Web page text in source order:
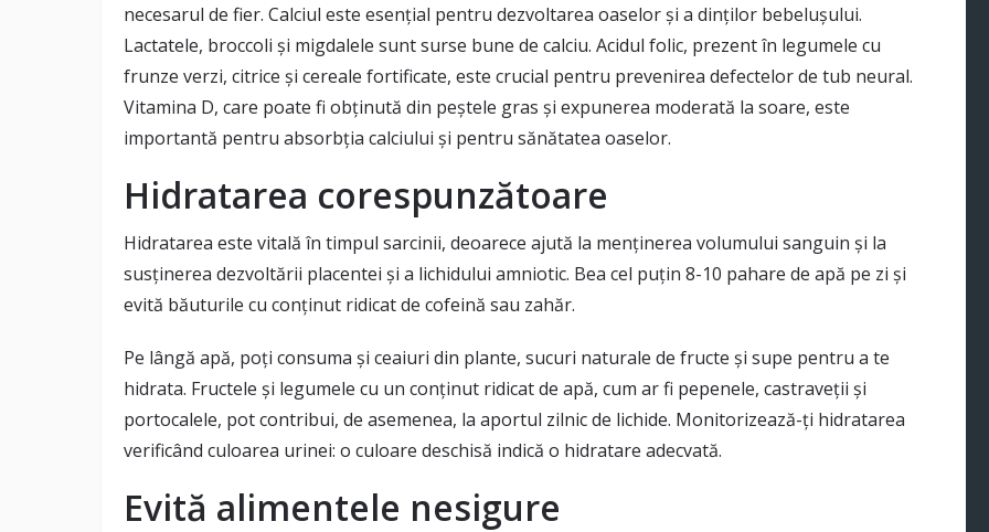
necesarul de fier. Calciul este esențial pentru dezvoltarea oaselor și a dinților bebelușului.
Lactatele, broccoli și migdalele sunt surse bune de calciu. Acidul folic, prezent în legumele cu
frunze verzi, citrice și cereale fortificate, este crucial pentru prevenirea defectelor de tub neural.
Vitamina D, care poate fi obținută din peștele gras și expunerea moderată la soare, este
importantă pentru absorbția calciului și pentru sănătatea oaselor.
Hidratarea corespunzătoare
Hidratarea este vitală în timpul sarcinii, deoarece ajută la menținerea volumului sanguin și la
susținerea dezvoltării placentei și a lichidului amniotic. Bea cel puțin 8-10 pahare de apă pe zi și
evită băuturile cu conținut ridicat de cofeină sau zahăr.
Pe lângă apă, poți consuma și ceaiuri din plante, sucuri naturale de fructe și supe pentru a te
hidrata. Fructele și legumele cu un conținut ridicat de apă, cum ar fi pepenele, castraveții și
portocalele, pot contribui, de asemenea, la aportul zilnic de lichide. Monitorizează-ți hidratarea
verificând culoarea urinei: o culoare deschisă indică o hidratare adecvată.
Evită alimentele nesigure